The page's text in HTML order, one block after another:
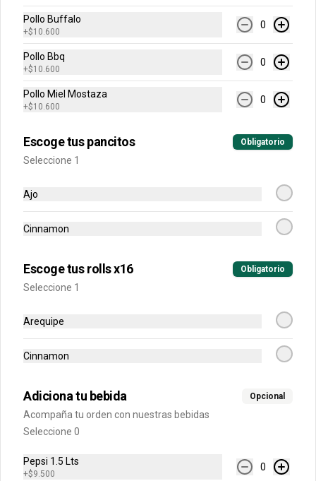
Gaseosa 1.5 Lts
$6.500
Sabores Mora, Mango, Naranja Piña o
Pollo Buffalo
+$10.600
0
Pollo Bbq
+$10.600
0
Pollo Miel Mostaza
+$10.600
0
Escoge tus pancitos Obligatorio
Seleccione 1
Ajo
Cinnamon
Escoge tus rolls x16 Obligatorio
Seleccione 1
Arequipe
Cinnamon
Adiciona tu bebida Opcional
Acompaña tu orden con nuestras bebidas
Seleccione 0
Pepsi 1.5 Lts
+$9.500
0